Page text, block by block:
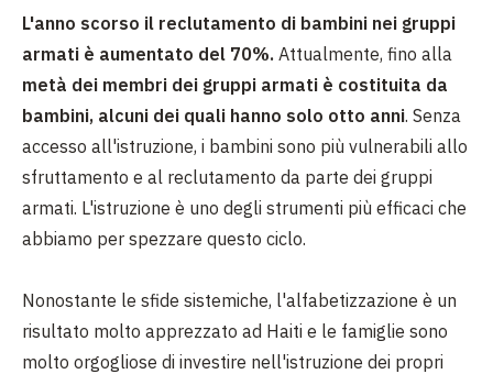
L'anno scorso il reclutamento di bambini nei gruppi
armati è aumentato del 70%. Attualmente, fino alla
metà dei membri dei gruppi armati è costituita da
bambini, alcuni dei quali hanno solo otto anni. Senza
accesso all'istruzione, i bambini sono più vulnerabili allo
sfruttamento e al reclutamento da parte dei gruppi
armati. L'istruzione è uno degli strumenti più efficaci che
abbiamo per spezzare questo ciclo.
Nonostante le sfide sistemiche, l'alfabetizzazione è un
risultato molto apprezzato ad Haiti e le famiglie sono
molto orgogliose di investire nell'istruzione dei propri